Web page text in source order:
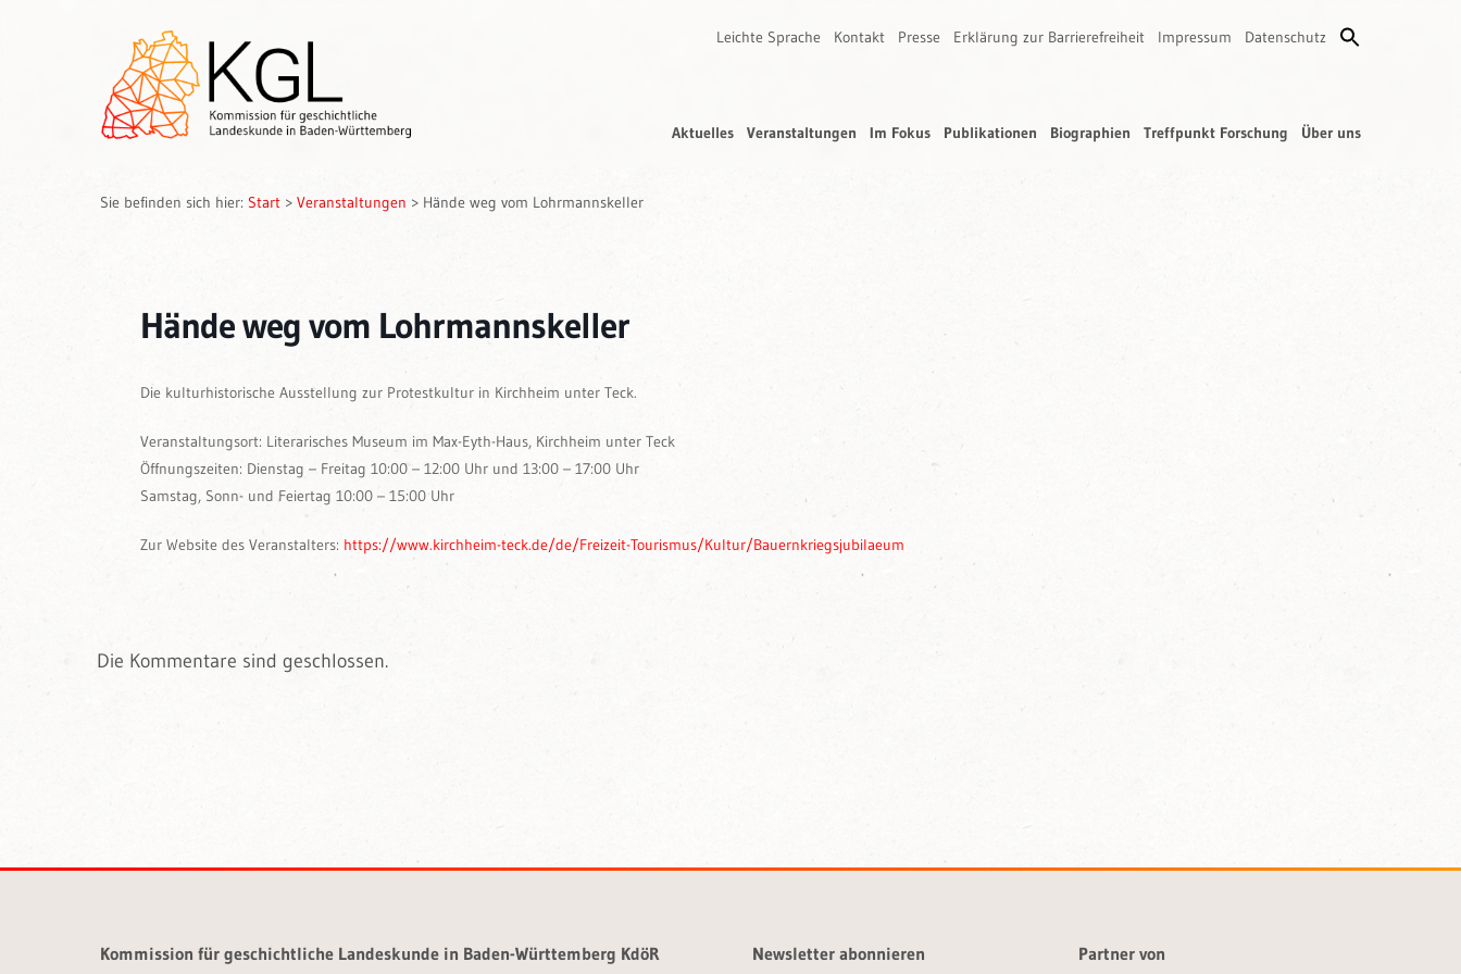
Leichte Sprache Kontakt Presse Erklärung zur Barrierefreiheit Impressum Datenschutz
Aktuelles Veranstaltungen Im Fokus Publikationen Biographien Treffpunkt Forschung Über uns
Sie befinden sich hier: Start > Veranstaltungen > Hände weg vom Lohrmannskeller
Hände weg vom Lohrmannskeller
Die kulturhistorische Ausstellung zur Protestkultur in Kirchheim unter Teck.
Veranstaltungsort: Literarisches Museum im Max-Eyth-Haus, Kirchheim unter Teck
Öffnungszeiten: Dienstag – Freitag 10:00 – 12:00 Uhr und 13:00 – 17:00 Uhr
Samstag, Sonn- und Feiertag 10:00 – 15:00 Uhr
Zur Website des Veranstalters: https://www.kirchheim-teck.de/de/Freizeit-Tourismus/Kultur/Bauernkriegsjubilaeum
Die Kommentare sind geschlossen.
Kommission für geschichtliche Landeskunde in Baden-Württemberg KdöR Newsletter abonnieren Partner von